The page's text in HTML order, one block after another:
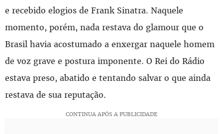
e recebido elogios de Frank Sinatra. Naquele
momento, porém, nada restava do glamour que o
Brasil havia acostumado a enxergar naquele homem
de voz grave e postura imponente. O Rei do Rádio
estava preso, abatido e tentando salvar o que ainda
restava de sua reputação.